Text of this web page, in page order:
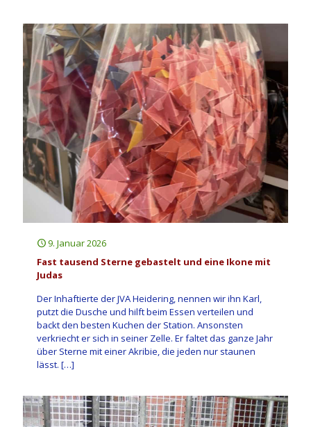
9. Januar 2026
Fast tausend Sterne gebastelt und eine Ikone mit
Judas
Der Inhaftierte der JVA Heidering, nennen wir ihn Karl,
putzt die Dusche und hilft beim Essen verteilen und
backt den besten Kuchen der Station. Ansonsten
verkriecht er sich in seiner Zelle. Er faltet das ganze Jahr
über Sterne mit einer Akribie, die jeden nur staunen
lässt. […]